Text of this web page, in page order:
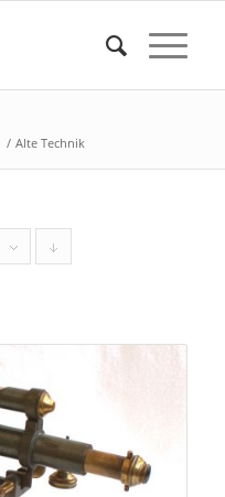
/ Alte Technik
die
in
absteigender
Reihenfolge